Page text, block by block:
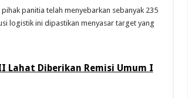
panitia telah menyebarkan sebanyak 235
logistik ini dipastikan menyasar target yang
Lahat Diberikan Remisi Umum I